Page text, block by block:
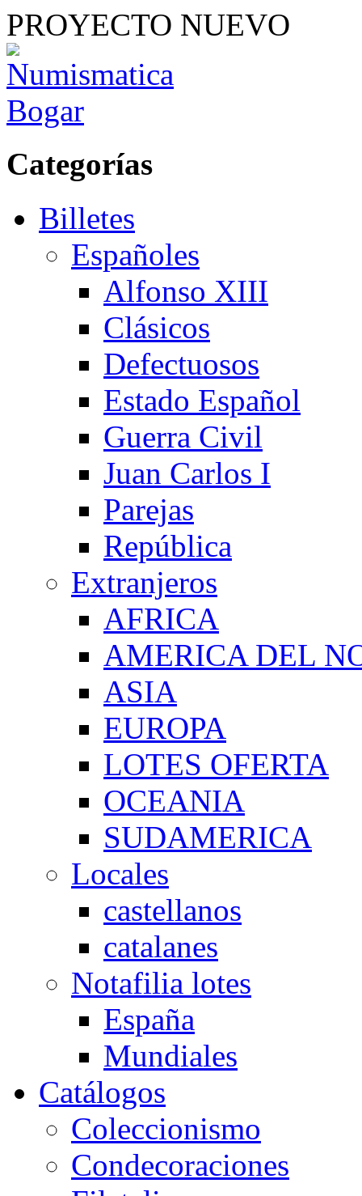
PROYECTO NUEVO
Categorías
Billetes
Españoles
Alfonso XIII
Clásicos
Defectuosos
Estado Español
Guerra Civil
Juan Carlos I
Parejas
República
Extranjeros
AFRICA
AMERICA DEL
ASIA
EUROPA
LOTES OFERTA
OCEANIA
SUDAMERICA
Locales
castellanos
catalanes
Notafilia lotes
España
Mundiales
Catálogos
Coleccionismo
Condecoraciones